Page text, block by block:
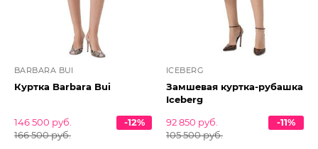
BARBARA BUI
Куртка Barbara Bui
146 500 руб.
166 500 руб.
-12%
ICEBERG
Замшевая куртка-рубашка
Iceberg
92 850 руб.
105 500 руб.
-11%